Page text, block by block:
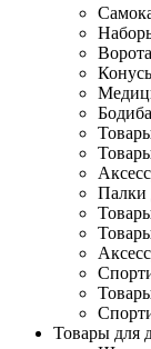
Палки
Товары для